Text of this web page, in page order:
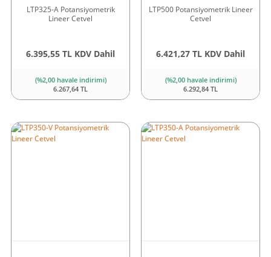
LTP325-A Potansiyometrik
Lineer Cetvel
6.395,55 TL KDV Dahil
(%2,00 havale indirimi)
6.267,64 TL
LTP500 Potansiyometrik Lineer
Cetvel
6.421,27 TL KDV Dahil
(%2,00 havale indirimi)
6.292,84 TL